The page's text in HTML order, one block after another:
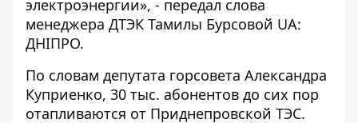
электроэнергии», - передал слова
менеджера ДТЭК Тамилы Бурсовой UA:
ДНІПРО.
По словам депутата горсовета Александра
Куприенко, 30 тыс. абонентов до сих пор
отапливаются от Приднепровской ТЭС.